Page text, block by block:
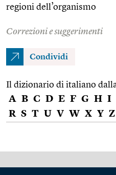
regioni dell’organismo
Correzioni e suggerimenti
Condividi
Il dizionario di italiano
A B C D E F G H I
R S T U V W X Y Z